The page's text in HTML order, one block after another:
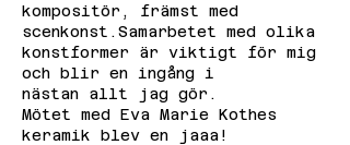
kompositör, främst med
scenkonst.Samarbetet med olika
konstformer är viktigt för mig
och blir en ingång i
nästan allt jag gör.
Mötet med Eva Marie Kothes
keramik blev en jaaa!